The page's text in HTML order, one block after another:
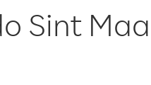
Sint